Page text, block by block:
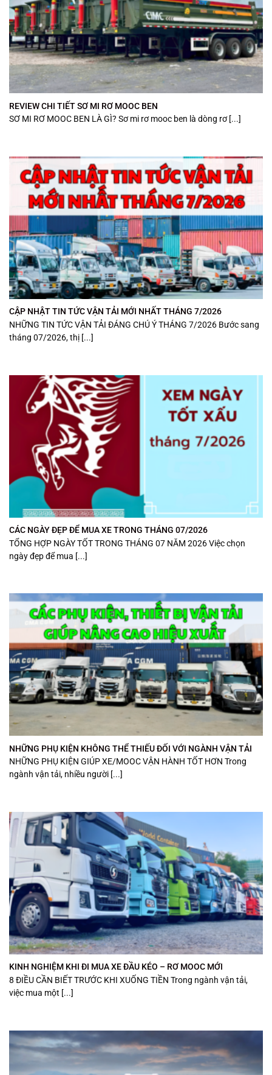
REVIEW CHI TIẾT SƠ MI RƠ MOOC BEN
SƠ MI RƠ MOOC BEN LÀ GÌ? Sơ mi rơ mooc ben là dòng rơ [...]
CẬP NHẬT TIN TỨC VẬN TẢI MỚI NHẤT THÁNG 7/2026
NHỮNG TIN TỨC VẬN TẢI ĐÁNG CHÚ Ý THÁNG 7/2026 Bước sang
tháng 07/2026, thị [...]
CÁC NGÀY ĐẸP ĐỂ MUA XE TRONG THÁNG 07/2026
TỔNG HỢP NGÀY TỐT TRONG THÁNG 07 NĂM 2026 Việc chọn
ngày đẹp để mua [...]
NHỮNG PHỤ KIỆN KHÔNG THỂ THIẾU ĐỐI VỚI NGÀNH VẬN TẢI
NHỮNG PHỤ KIỆN GIÚP XE/MOOC VẬN HÀNH TỐT HƠN Trong
ngành vận tải, nhiều người [...]
KINH NGHIỆM KHI ĐI MUA XE ĐẦU KÉO – RƠ MOOC MỚI
8 ĐIỀU CẦN BIẾT TRƯỚC KHI XUỐNG TIỀN Trong ngành vận tải,
việc mua một [...]